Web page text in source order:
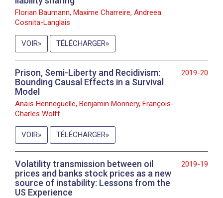
Florian Baumann, Maxime Charreire, Andreea
Cosnita-Langlais
VOIR TÉLÉCHARGER
2019-20
Prison, Semi-Liberty and Recidivism:
Bounding Causal Effects in a Survival
Model
Anaïs Henneguelle, Benjamin Monnery, François-
Charles Wolff
VOIR TÉLÉCHARGER
2019-19
Volatility transmission between oil
prices and banks stock prices as a new
source of instability: Lessons from the
US Experience